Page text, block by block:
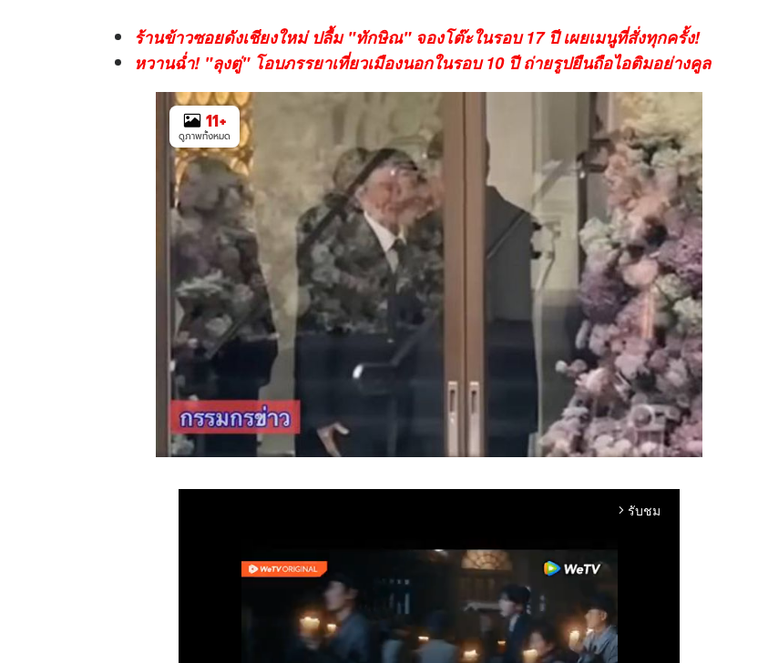
ร้านข้าวซอยดังเชียงใหม่ ปลื้ม "ทักษิณ" จองโต๊ะในรอบ 17 ปี เผยเมนูที่สั่งทุกครั้ง!
หวานฉ่ำ! "ลุงตู่" โอบภรรยาเที่ยวเมืองนอกในรอบ 10 ปี ถ่ายรูปยืนถือไอติมอย่างคูล
11+
ดูภาพทั้งหมด
arrow_forward_ios รับชม